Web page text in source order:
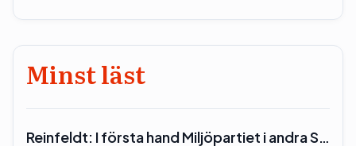
Minst läst
Reinfeldt: I första hand Miljöpartiet i andra S…